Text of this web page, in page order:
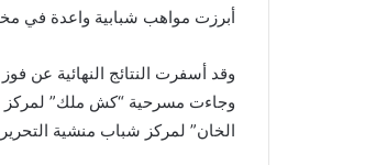
أبرزت مواهب شبابية واعدة في
وقد أسفرت النتائج النهائية عن
وجاءت مسرحية “كش ملك” لمركز
الخان” لمركز شباب منشية